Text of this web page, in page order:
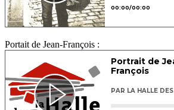
Portait de Jean-François :